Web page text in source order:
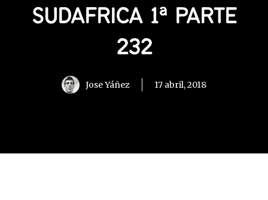
SUDAFRICA 1ª PARTE
232
Jose Yáñez 17 abril, 2018